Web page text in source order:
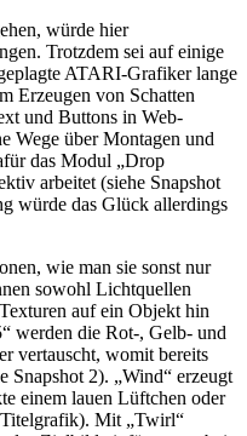
würde hier
Trotzdem sei auf einige
ATARI-Grafiker lange
Erzeugen von Schatten
und Buttons in Web-
Wege über Montagen und
das Modul „Drop
arbeitet (siehe Snapshot
würde das Glück allerdings
wie man sie sonst nur
sowohl Lichtquellen
auf ein Objekt hin
werden die Rot-, Gelb- und
vertauscht, womit bereits
Snapshot 2). „Wind“ erzeugt
einem lauen Lüftchen oder
Mit „Twirl“